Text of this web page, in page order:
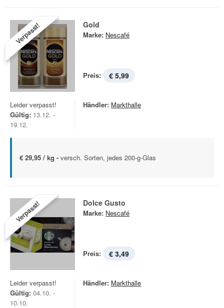
Verpasst! Gold
Marke: Nescafé
Preis: € 5,99
Leider verpasst!
Gültig: 13.12. -
19.12.
Händler: Markthalle
€ 29,95 / kg - versch. Sorten, jedes 200-g-Glas
Verpasst! Dolce Gusto
Marke: Nescafé
Preis: € 3,49
Leider verpasst!
Gültig: 04.10. -
10.10.
Händler: Markthalle